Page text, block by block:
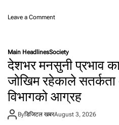
,
सा
व
धा
अ
प
Leave a Commento
मा
त
ट
ब
न्ध
भ
त्का
Main HeadlinesSociety
देशभर मनसुनी प्रभाव
जोखिम रहेकाले
विभागको आग्रह
Byडिजिटल खबरAugust 3, 2026